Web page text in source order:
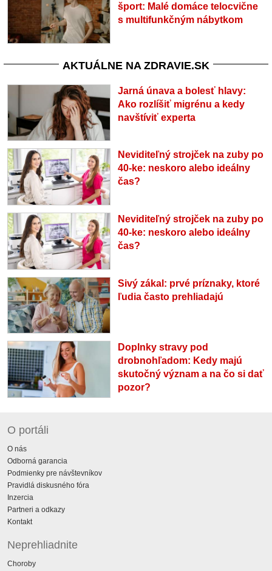
šport: Malé domáce telocvične
s multifunkčným nábytkom
AKTUÁLNE NA ZDRAVIE.SK
Jarná únava a bolesť hlavy:
Ako rozlíšiť migrénu a kedy
navštíviť experta
Neviditeľný strojček na zuby po
40-ke: neskoro alebo ideálny
čas?
Neviditeľný strojček na zuby po
40-ke: neskoro alebo ideálny
čas?
Sivý zákal: prvé príznaky, ktoré
ľudia často prehliadajú
Doplnky stravy pod
drobnohľadom: Kedy majú
skutočný význam a na čo si dať
pozor?
O portáli
O nás
Odborná garancia
Podmienky pre návštevníkov
Pravidlá diskusného fóra
Inzercia
Partneri a odkazy
Kontakt
Neprehliadnite
Choroby